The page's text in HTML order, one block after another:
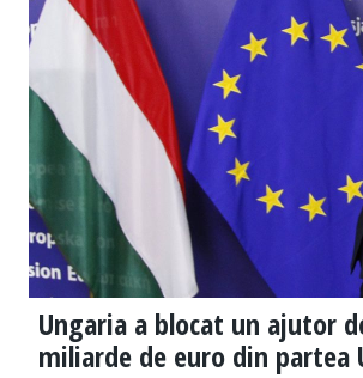
Ungaria a blocat un ajutor
miliarde de euro din partea